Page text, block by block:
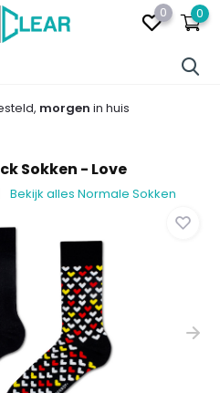
0 0
morgen in huis
Sokken - Love
Bekijk alles Normale Sokken